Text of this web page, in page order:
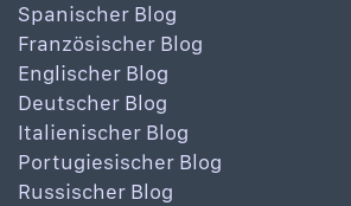
Spanischer Blog
Französischer Blog
Englischer Blog
Deutscher Blog
Italienischer Blog
Portugiesischer Blog
Russischer Blog